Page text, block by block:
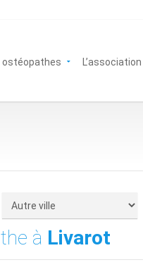
ostéopathes L’association
à Livarot